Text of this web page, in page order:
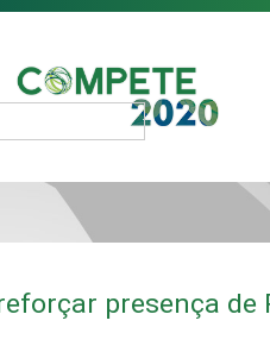
presença de